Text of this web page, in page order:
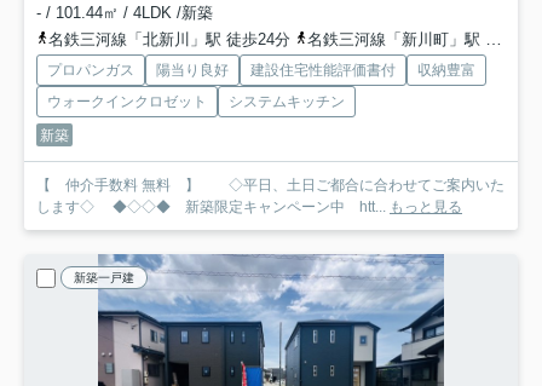
- / 101.44㎡ / 4LDK /新築
名鉄三河線「北新川」駅 徒歩24分
名鉄三河線「新川町」駅 徒歩27分
プロパンガス 陽当り良好 建設住宅性能評価書付
収納豊富
ウォークインクロゼット
システムキッチン
新築
【 仲介手数料 無料 】 ◇平日、土日ご都合に合わせてご案内いた
します◇ ◆◇◇◆ 新築限定キャンペーン中 htt...
もっと見る
新築一戸建